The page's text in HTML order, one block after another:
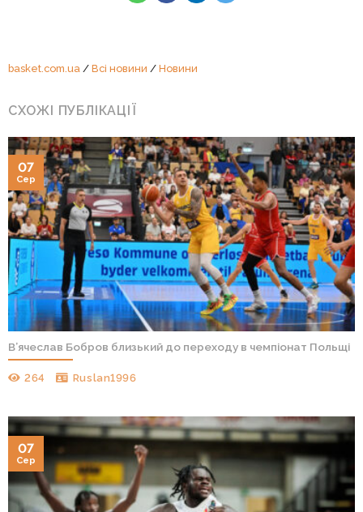
basket.com.ua/ Всі новини / Новини
СХОЖІ ПУБЛІКАЦІЇ
В’ячеслав Бобров близький до переходу в чемпіонат Польщі
264 Ruslan1996
07
Сер
07
Сер